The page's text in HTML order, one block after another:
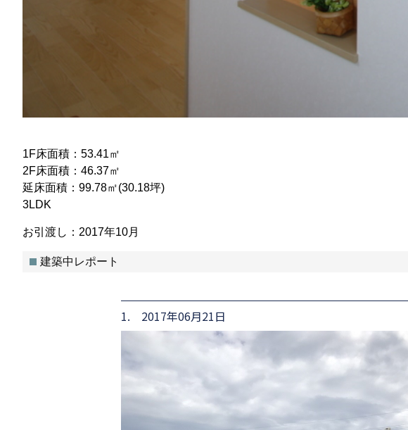
1F床面積：53.41㎡
2F床面積：46.37㎡
延床面積：99.78㎡(30.18坪)
3LDK
お引渡し：2017年10月
建築中レポート
1. 2017年06月21日